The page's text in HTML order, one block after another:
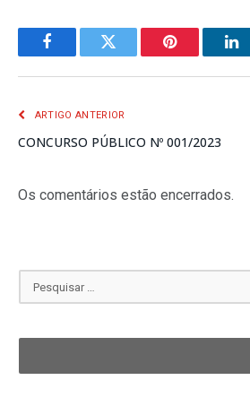
FacebookTwitter Pinterest
ARTIGO ANTERIOR
CONCURSO PÚBLICO Nº 001/2023
Os comentários estão encerrados.